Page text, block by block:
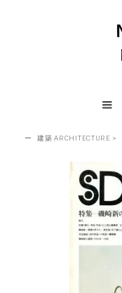
ー 建築 ARCHITECTURE >